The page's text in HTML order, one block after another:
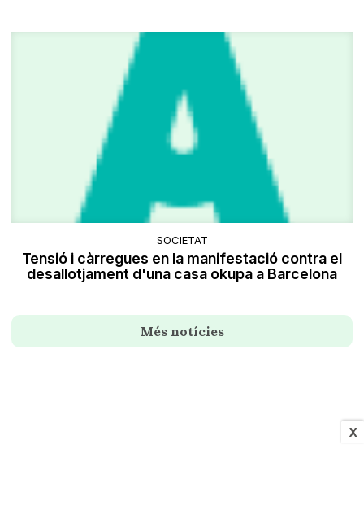
X
SOCIETAT
Tensió i càrregues en la manifestació contra el
desallotjament d'una casa okupa a Barcelona
Més notícies